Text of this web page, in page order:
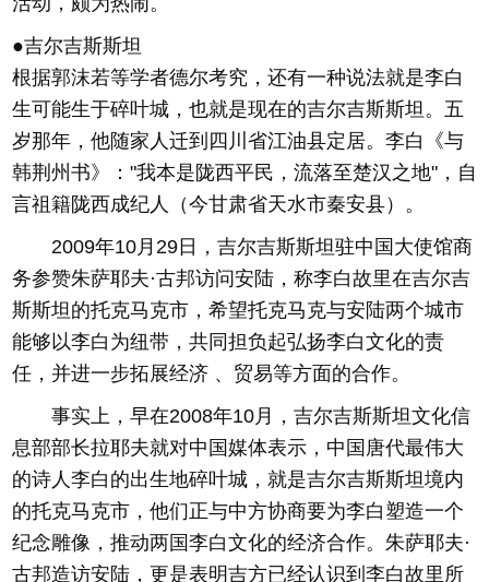
●吉尔吉斯斯坦
根据郭沫若等学者德尔考究，还有一种说法就是李白
生可能生于碎叶城，也就是现在的吉尔吉斯斯坦。五
岁那年，他随家人迁到四川省江油县定居。李白《与
韩荆州书》："我本是陇西平民，流落至楚汉之地"，自
言祖籍陇西成纪人（今甘肃省天水市秦安县）。
2009年10月29日，吉尔吉斯斯坦驻中国大使馆商
务参赞朱萨耶夫·古邦访问安陆，称李白故里在吉尔吉
斯斯坦的托克马克市，希望托克马克与安陆两个城市
能够以李白为纽带，共同担负起弘扬李白文化的责
任，并进一步拓展经济 、贸易等方面的合作。
事实上，早在2008年10月，吉尔吉斯斯坦文化信
息部部长拉耶夫就对中国媒体表示，中国唐代最伟大
的诗人李白的出生地碎叶城，就是吉尔吉斯斯坦境内
的托克马克市，他们正与中方协商要为李白塑造一个
纪念雕像，推动两国李白文化的经济合作。朱萨耶夫·
古邦造访安陆，更是表明吉方已经认识到李白故里所